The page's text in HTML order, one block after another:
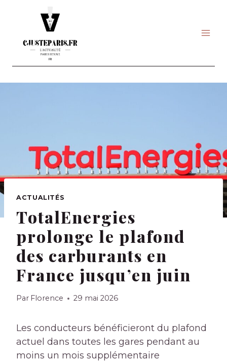
ACTUALITÉS
TotalEnergies
prolonge le plafond
des carburants en
France jusqu’en juin
Par Florence 29 mai 2026
Les conducteurs bénéficieront du plafond
actuel dans toutes les gares pendant au
moins un mois supplémentaire